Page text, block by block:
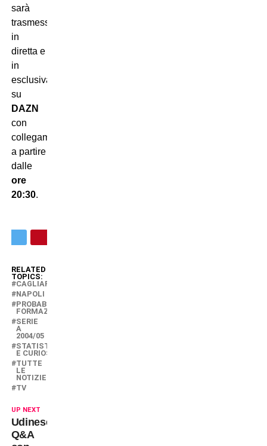
sarà
trasmessa
in
diretta e
in
esclusiva
su
DAZN
con
collegamento
a partire
dalle
ore
20:30.
RELATED
TOPICS:
CAGLIARI
NAPOLI
PROBABILI
FORMAZIONI
SERIE
A
2004/05
STATISTICHE
E CURIOSITÀ
TUTTE
LE
NOTIZIE
TV
UP NEXT
Udinese:
Q&A